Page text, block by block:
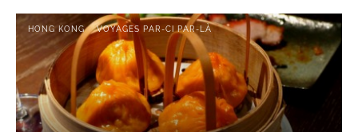
HONG KONG VOYAGES PAR-CI PAR-LÀ